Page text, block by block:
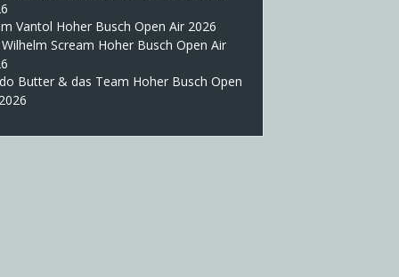
Vantol Hoher Busch Open Air 2026
Scream Hoher Busch Open Air
Butter & das Team Hoher Busch Open